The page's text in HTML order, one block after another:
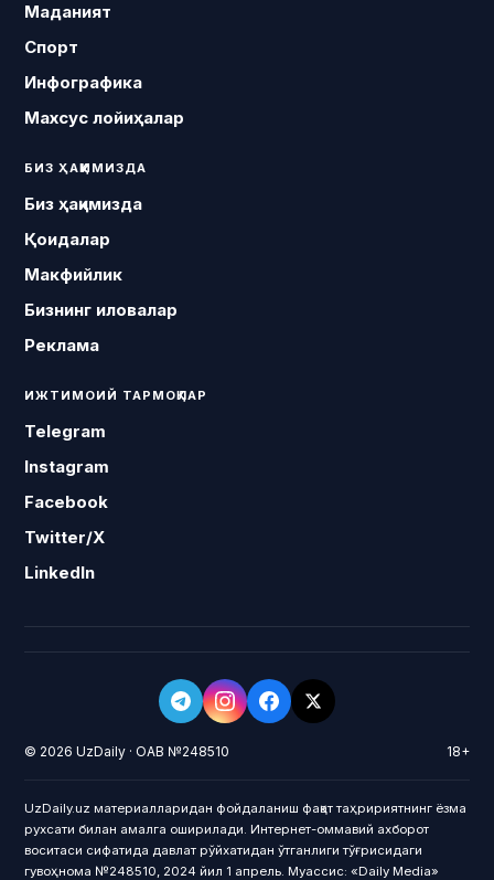
Маданият
Спорт
Инфографика
Махсус лойиҳалар
БИЗ ҲАҚИМИЗДА
Биз ҳақимизда
Қоидалар
Макфийлик
Бизнинг иловалар
Реклама
ИЖТИМОИЙ ТАРМОҚЛАР
Telegram
Instagram
Facebook
Twitter/X
LinkedIn
© 2026 UzDaily · ОАВ №248510 18+
UzDaily.uz материалларидан фойдаланиш фақат таҳририятнинг ёзма
рухсати билан амалга оширилади. Интернет-оммавий ахборот
воситаси сифатида давлат рўйхатидан ўтганлиги тўғрисидаги
гувоҳнома №248510, 2024 йил 1 апрель. Муассис: «Daily Media»